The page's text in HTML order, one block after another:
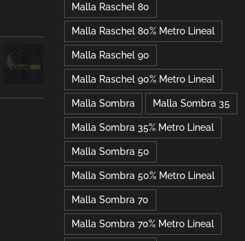
Malla Raschel 80
Malla Raschel 80% Metro Lineal
Malla Raschel 90
Malla Raschel 90% Metro Lineal
Malla Sombra Malla Sombra 35
Malla Sombra 35% Metro Lineal
Malla Sombra 50
Malla Sombra 50% Metro Lineal
Malla Sombra 70
Malla Sombra 70% Metro Lineal